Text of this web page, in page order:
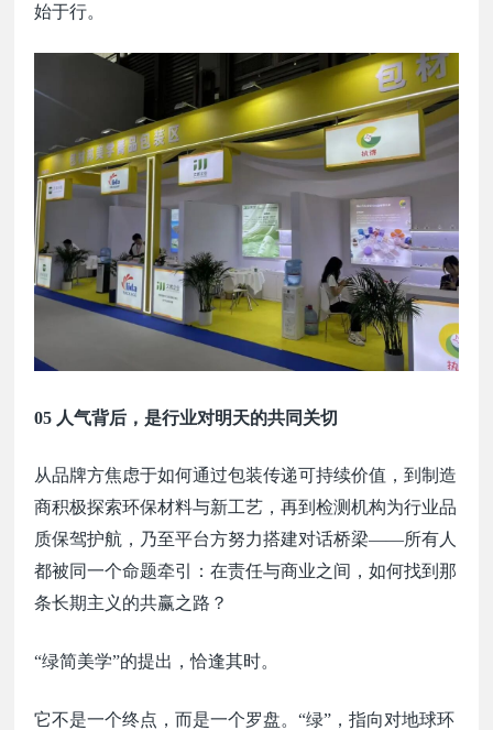
始于行。
05 人气背后，是行业对明天的共同关切
从品牌方焦虑于如何通过包装传递可持续价值，到制造
商积极探索环保材料与新工艺，再到检测机构为行业品
质保驾护航，乃至平台方努力搭建对话桥梁——所有人
都被同一个命题牵引：在责任与商业之间，如何找到那
条长期主义的共赢之路？
“绿简美学”的提出，恰逢其时。
它不是一个终点，而是一个罗盘。“绿”，指向对地球环